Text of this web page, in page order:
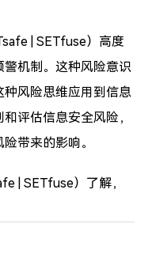
| SETfuse）高度
机制。这种风险意识
风险思维应用到信息
评估信息安全风险，
带来的影响。
| SETfuse）了解，